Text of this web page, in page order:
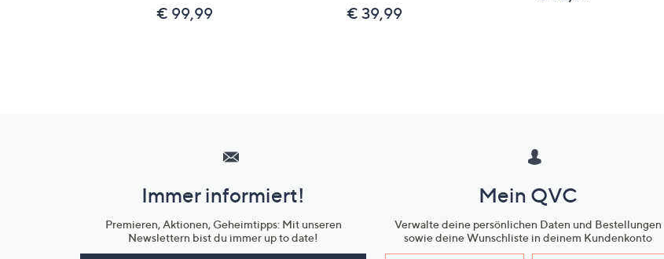
€ 99,99 € 39,99
Unternehmensinformationen
Immer informiert!
Premieren, Aktionen, Geheimtipps: Mit unseren
Newslettern bist du immer up to date!
Mein QVC
Verwalte deine persönlichen Daten und Bestellungen
sowie deine Wunschliste in deinem Kundenkonto